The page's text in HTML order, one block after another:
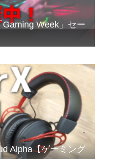
Week」セー
Alpha【ゲーミング